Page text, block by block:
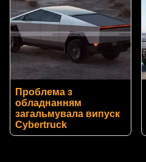
Проблема з
обладнанням
загальмувала випуск
Cybertruck